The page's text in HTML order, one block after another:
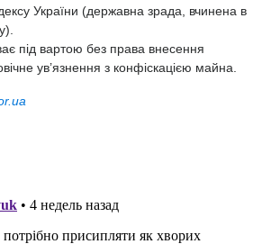
України (державна зрада, вчинена в
під вартою без права внесення
ув’язнення з конфіскацією майна.